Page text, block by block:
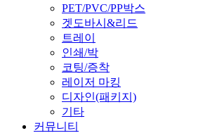
PET/PVC/PP박스
겟도바시&리드
트레이
인쇄/박
코팅/증착
레이저 마킹
디자인(패키지)
기타
커뮤니티